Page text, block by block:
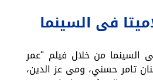
فى السينما
السينما من خلال فيلم "عمر
الفنان تامر حسني، ومى عز الدين،